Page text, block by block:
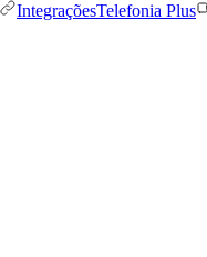
IntegraçõesTelefonia Plus